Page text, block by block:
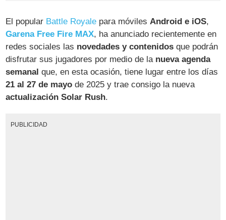
El popular Battle Royale para móvilesAndroid e iOS,
Garena Free Fire MAX, ha anunciado recientemente en
redes sociales las novedades y contenidos que podrán
disfrutar sus jugadores por medio de la nueva agenda
semanal que, en esta ocasión, tiene lugar entre los días
21 al 27 de mayo de 2025 y trae consigo la nueva
actualización Solar Rush.
PUBLICIDAD